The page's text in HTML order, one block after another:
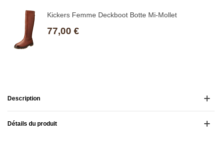
Kickers Femme Deckboot Botte Mi-Mollet
77,00 €
Description
Détails du produit